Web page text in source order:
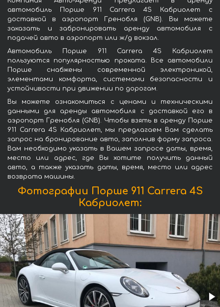
автомобиль Порше 911 Carrera 4S Кабриолет с
доставкой в аэропорт Гренобля (GNB). Вы можете
заказать и забронировать аренду автомобиля с
подачей авто в аэропорт или ж/д вокзал.
Автомобиль Порше 911 Carrera 4S Кабриолет
пользуются популярностью проката. Все автомобили
Порше снабжены современной электроникой,
элементами комфорта, системами безопасности и
устойчивости при движении по дорогам.
Вы можете ознакомиться с ценами и техническими
данными для аренды автомобиля с доставкой его в
аэропорт Гренобля (GNB). Чтобы взять в аренду Порше
911 Carrera 4S Кабриолет, мы предлагаем Вам сделать
запрос на бронирование авто, заполнив форму запроса.
Вам необходимо указать в Вашем запросе даты, время,
место или адрес, где Вы хотите получить данный
авто, а также указать даты, время, место или адрес
возврата машины.
Фотографии Порше 911 Carrera 4S
Кабриолет: